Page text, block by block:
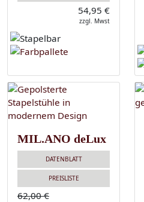
54,95 €
zzgl. Mwst
MIL.ANO deLux
DATENBLATT
PREISLISTE
62,00 €